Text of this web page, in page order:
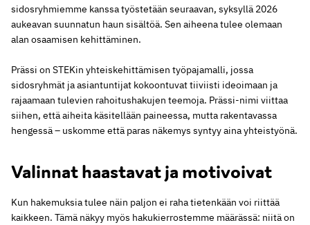
sidosryhmiemme kanssa työstetään seuraavan, syksyllä 2026
aukeavan suunnatun haun sisältöä. Sen aiheena tulee olemaan
alan osaamisen kehittäminen.
Prässi on STEKin yhteiskehittämisen työpajamalli, jossa
sidosryhmät ja asiantuntijat kokoontuvat tiiviisti ideoimaan ja
rajaamaan tulevien rahoitushakujen teemoja. Prässi-nimi viittaa
siihen, että aiheita käsitellään paineessa, mutta rakentavassa
hengessä – uskomme että paras näkemys syntyy aina yhteistyönä.
Valinnat haastavat ja motivoivat
Kun hakemuksia tulee näin paljon ei raha tietenkään voi riittää
kaikkeen. Tämä näkyy myös hakukierrostemme määrässä: niitä on